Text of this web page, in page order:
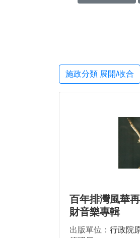
施政分類 展開/收合
百年排灣風華
財音樂專輯
出版單位： 行政院